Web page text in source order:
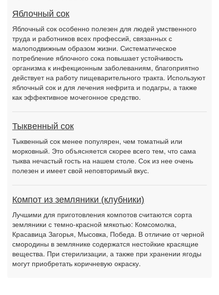
Яблочный сок
Яблочный сок особенно полезен для людей умственного
труда и работников всех профессий, связанных с
малоподвижным образом жизни. Систематическое
потребление яблочного сока повышает устойчивость
организма к инфекционным заболеваниям, благоприятно
действует на работу пищеварительного тракта. Используют
яблочный сок и для лечения нефрита и подагры, а также
как эффективное мочегонное средство.
Тыквенный сок
Тыквенный сок менее популярен, чем томатный или
морковный. Это объясняется скорее всего тем, что сама
тыква нечастый гость на нашем столе. Сок из нее очень
полезен и имеет свой неповторимый вкус.
Компот из земляники (клубники)
Лучшими для приготовления компотов считаются сорта
земляники с темно-красной мякотью: Комсомолка,
Красавица Загорья, Мысовка, Победа. В отличие от черной
смородины в землянике содержатся нестойкие красящие
вещества. При стерилизации, а также при хранении ягоды
могут приобретать коричневую окраску.